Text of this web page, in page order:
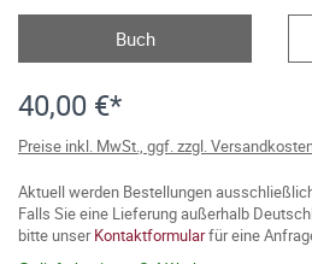
Buch
40,00 €*
Preise inkl. MwSt., ggf. zzgl.
Aktuell werden Bestellungen
Falls Sie eine Lieferung außerhalb
bitte unserKontaktformularfür eine